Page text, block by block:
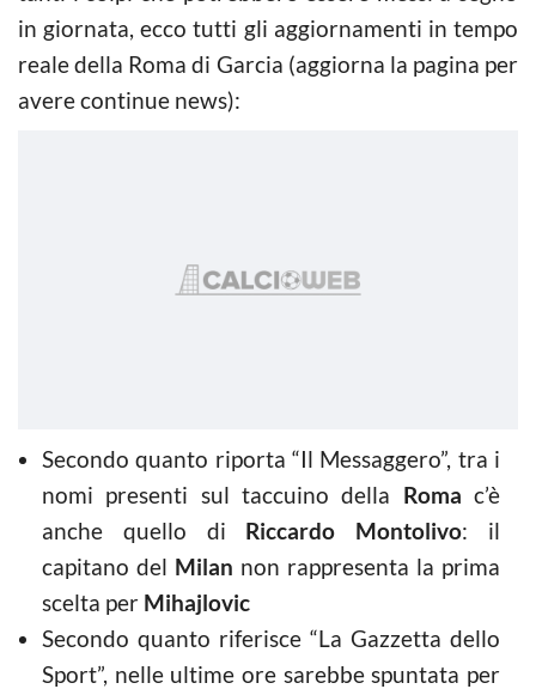
in giornata, ecco tutti gli aggiornamenti in tempo
reale della Roma di Garcia (aggiorna la pagina per
avere continue news):
Secondo quanto riporta “Il Messaggero”, tra i
nomi presenti sul taccuino della Roma c’è
anche quello di Riccardo Montolivo: il
capitano del Milan non rappresenta la prima
scelta per Mihajlovic
Secondo quanto riferisce “La Gazzetta dello
Sport”, nelle ultime ore sarebbe spuntata per